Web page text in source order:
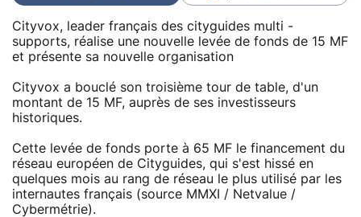
Cityvox, leader français des cityguides multi -
supports, réalise une nouvelle levée de fonds de 15 MF
et présente sa nouvelle organisation
Cityvox a bouclé son troisième tour de table, d'un
montant de 15 MF, auprès de ses investisseurs
historiques.
Cette levée de fonds porte à 65 MF le financement du
réseau européen de Cityguides, qui s'est hissé en
quelques mois au rang de réseau le plus utilisé par les
internautes français (source MMXI / Netvalue /
Cybermétrie).